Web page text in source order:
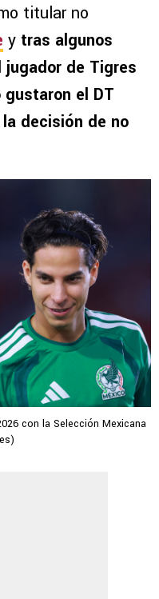
titular no
y tras algunos
de Tigres
el DT
decisión de no
con la Selección Mexicana